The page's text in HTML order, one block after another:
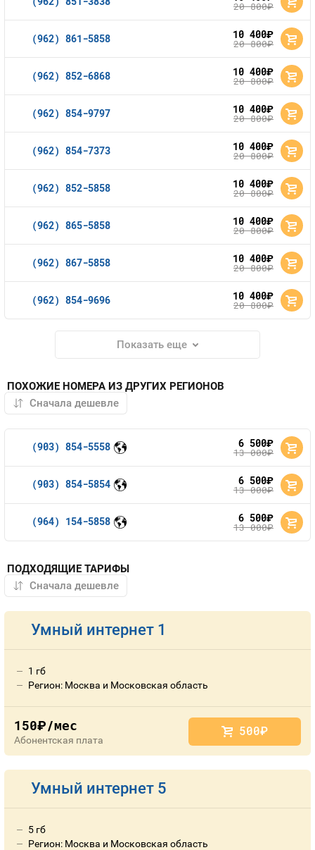
20 800руб.
(962) 861-5858 10 400руб.
20 800руб.
(962) 852-6868 10 400руб.
20 800руб.
(962) 854-9797 10 400руб.
20 800руб.
(962) 854-7373 10 400руб.
20 800руб.
(962) 852-5858 10 400руб.
20 800руб.
(962) 865-5858 10 400руб.
20 800руб.
(962) 867-5858 10 400руб.
20 800руб.
(962) 854-9696 10 400руб.
20 800руб.
Показать еще
ПОХОЖИЕ НОМЕРА ИЗ ДРУГИХ РЕГИОНОВ
(903) 854-5558 6 500руб.
13 000руб.
(903) 854-5854 6 500руб.
13 000руб.
(964) 154-5858 6 500руб.
13 000руб.
ПОДХОДЯЩИЕ ТАРИФЫ
Умный интернет 1
1 гб
Регион: Москва и Московская область
150руб./мес
Абонентская плата
500руб.
Умный интернет 5
5 гб
Регион: Москва и Московская область